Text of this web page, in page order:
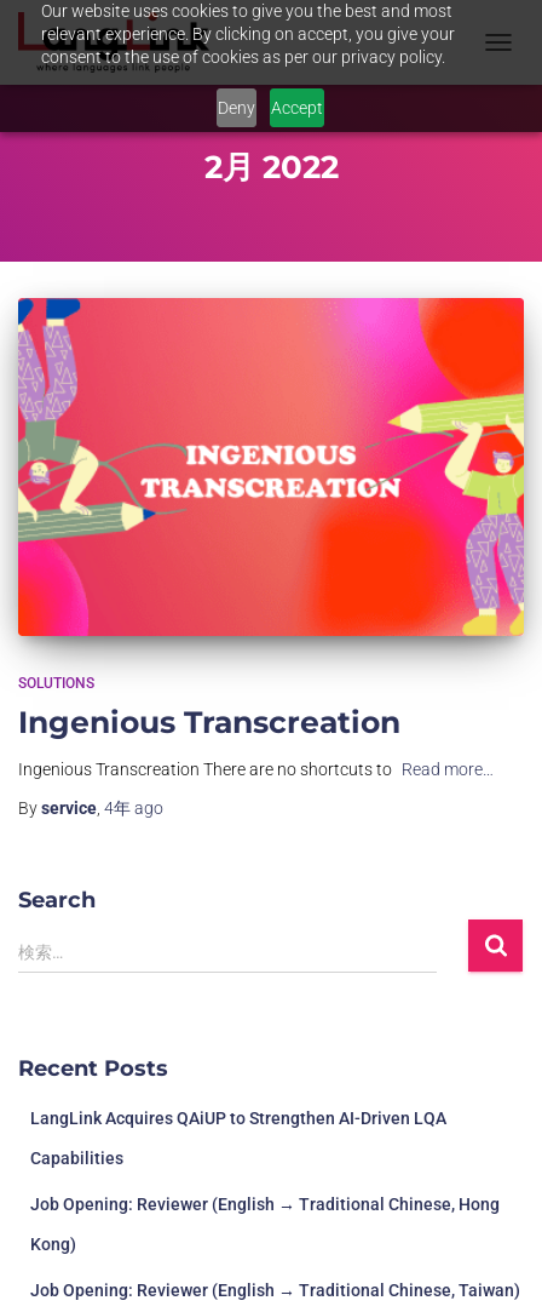
Our website uses cookies to give you the best and most
relevant experience. By clicking on accept, you give your
consent to the use of cookies as per our privacy policy.
Deny Accept
2月 2022
SOLUTIONS
Ingenious Transcreation
Ingenious Transcreation There are no shortcuts to Read more…
Byservice 4年ago
Search
検索…
Recent Posts
LangLink Acquires QAiUP to Strengthen AI-Driven LQA
Capabilities
Job Opening: Reviewer (English → Traditional Chinese, Hong
Kong)
Job Opening: Reviewer (English → Traditional Chinese, Taiwan)